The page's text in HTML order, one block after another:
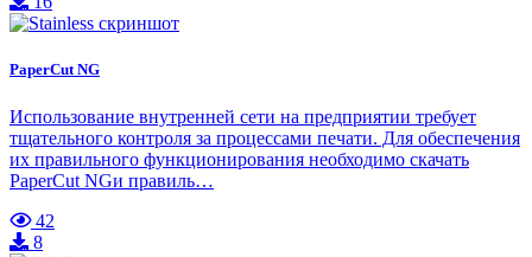
PaperCut NG
Использование внутренней сети на предприятии требует
тщательного контроля за процессами печати. Для обеспечения
их правильного функционирования необходимо скачать
PaperCut NGи правиль…
42
8